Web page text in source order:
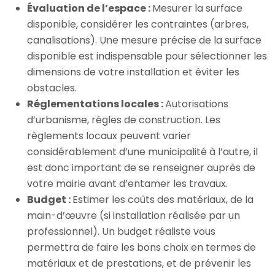
Évaluation de l’espace :Mesurer la surface
disponible, considérer les contraintes (arbres,
canalisations). Une mesure précise de la surface
disponible est indispensable pour sélectionner les
dimensions de votre installation et éviter les
obstacles.
Réglementations locales :Autorisations
d’urbanisme, règles de construction. Les
règlements locaux peuvent varier
considérablement d’une municipalité à l’autre, il
est donc important de se renseigner auprès de
votre mairie avant d’entamer les travaux.
Budget :Estimer les coûts des matériaux, de la
main-d’œuvre (si installation réalisée par un
professionnel). Un budget réaliste vous
permettra de faire les bons choix en termes de
matériaux et de prestations, et de prévenir les